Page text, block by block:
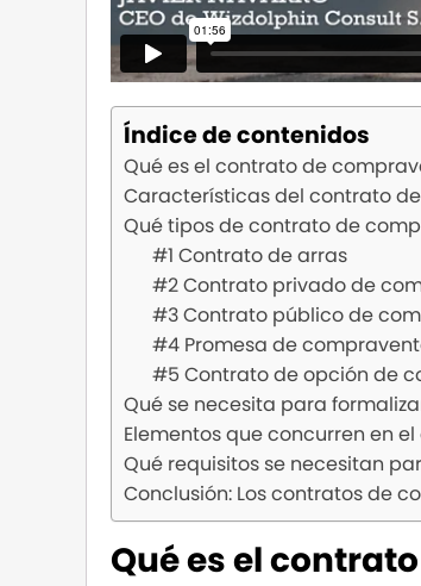
Índice de contenidos
Qué es el contrato de
Características del contrato
Qué tipos de contrato de
#1 Contrato de arras
#2 Contrato privado de
#3 Contrato público de
#4 Promesa de
#5 Contrato de opción de
Qué se necesita para
Elementos que concurren en
Qué requisitos se necesitan
Conclusión: Los contratos de
Qué es el